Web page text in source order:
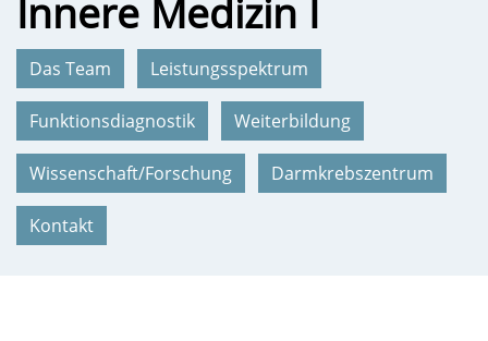
Innere Medizin I
Das Team Leistungsspektrum
Funktionsdiagnostik Weiterbildung
Wissenschaft/Forschung Darmkrebszentrum
Kontakt